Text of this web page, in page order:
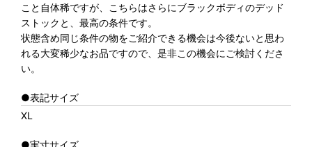
こと自体稀ですが、こちらはさらにブラックボディのデッド
ストックと、最高の条件です。
状態含め同じ条件の物をご紹介できる機会は今後ないと思わ
れる大変稀少なお品ですので、是非この機会にご検討くださ
い。
●表記サイズ
XL
●実寸サイズ